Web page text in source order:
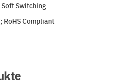
Soft Switching
RoHS Compliant